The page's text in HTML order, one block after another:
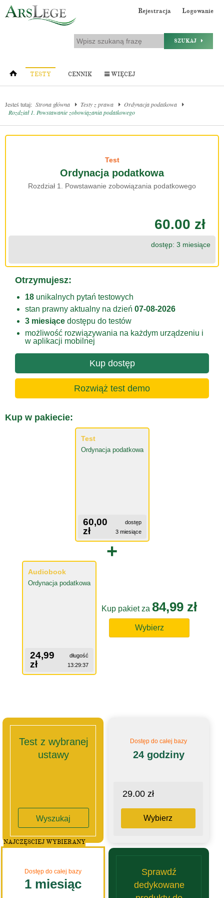
Rejestracja Logowanie
SZUKAJ
TESTY CENNIK WIĘCEJ
Jesteś tutaj: Strona główna Testy z prawa
Ordynacja podatkowa
Rozdział 1. Powstawanie zobowiązania podatkowego
Test
Ordynacja podatkowa
Rozdział 1. Powstawanie zobowiązania podatkowego
60.00 zł
dostęp: 3 miesiące
Otrzymujesz:
18 unikalnych pytań testowych
stan prawny aktualny na dzień 07-08-2026
3 miesiące dostępu do testów
możliwość rozwiązywania na każdym urządzeniu i
w aplikacji mobilnej
Kup dostęp
Rozwiąż test demo
Kup w pakiecie:
Test
Ordynacja podatkowa
60,00
zł
dostęp
3 miesiące
+
Audiobook
Ordynacja podatkowa
24,99
zł
długość
13:29:37
Kup pakiet za 84,99 zł
Wybierz
Test z wybranej
ustawy
Wyszukaj
Dostęp do całej bazy
24 godziny
29.00 zł
Wybierz
Dostęp do całej bazy
1 miesiąc
NAJCZĘSCIEJ WYBIERANY
Sprawdź
dedykowane